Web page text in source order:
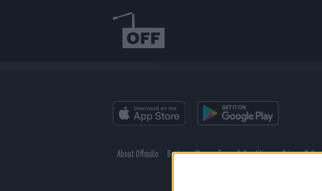
About Offradio Business Class Terms & Conditions Privacy Policy